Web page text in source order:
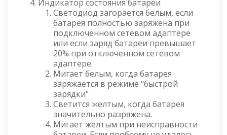
Индикатор состояния батареи
Светодиод загорается белым, если
батарея полностью заряжена при
подключенном сетевом адаптере
или если заряд батареи превышает
20% при отключенном сетевом
адаптере.
Мигает белым, когда батарея
заряжается в режиме "быстрой
зарядки"
Светится желтым, когда батарея
значительно разряжена.
Мигает желтым при неисправности